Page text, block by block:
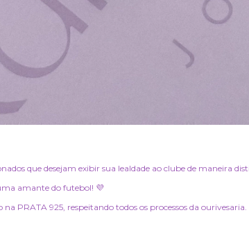
que desejam exibir sua lealdade ao clube de maneira
amante do futebol! 💜
PRATA 925, respeitando todos os processos da ourivesaria.